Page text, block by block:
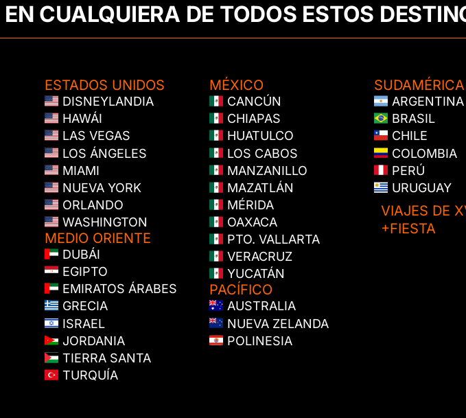
CUALQUIERA DE TODOS ESTOS
ESTADOS UNIDOS
DISNEYLANDIA
HAWÁI
LAS VEGAS
LOS ÁNGELES
MIAMI
NUEVA YORK
ORLANDO
WASHINGTON
MEDIO ORIENTE
DUBÁI
EGIPTO
EMIRATOS ÁRABES
GRECIA
ISRAEL
JORDANIA
TIERRA SANTA
TURQUÍA
MÉXICO
CANCÚN
CHIAPAS
HUATULCO
LOS CABOS
MANZANILLO
MAZATLÁN
MÉRIDA
OAXACA
PTO. VALLARTA
VERACRUZ
YUCATÁN
PACÍFICO
AUSTRALIA
NUEVA ZELANDA
POLINESIA
SUDAMÉRICA
ARGENTINA
BRASIL
CHILE
COLOMBIA
PERÚ
URUGUAY
VIAJES DE
+FIESTA